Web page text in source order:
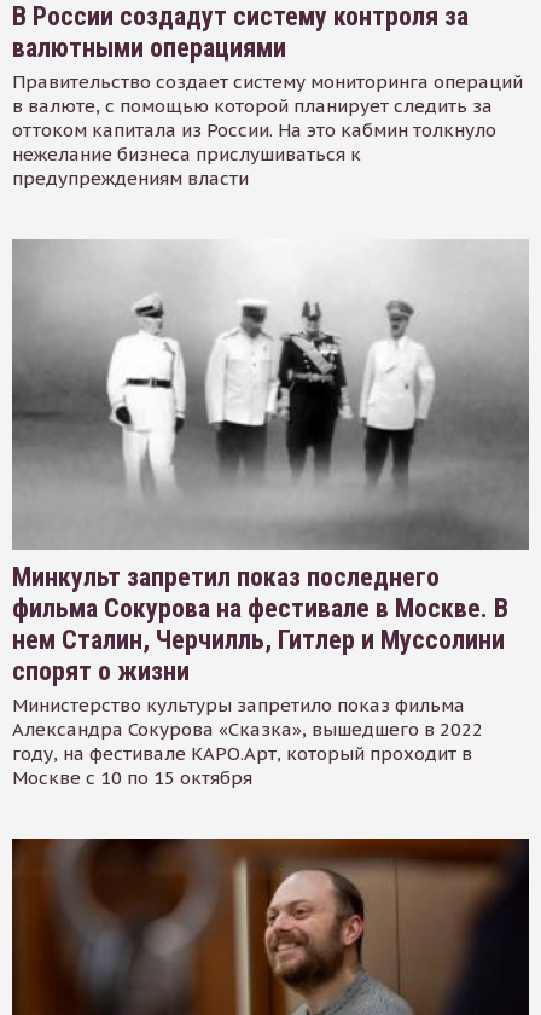
В России создадут систему контроля за
валютными операциями
Правительство создает систему мониторинга операций
в валюте, с помощью которой планирует следить за
оттоком капитала из России. На это кабмин толкнуло
нежелание бизнеса прислушиваться к
предупреждениям власти
Минкульт запретил показ последнего
фильма Сокурова на фестивале в Москве. В
нем Сталин, Черчилль, Гитлер и Муссолини
спорят о жизни
Министерство культуры запретило показ фильма
Александра Сокурова «Сказка», вышедшего в 2022
году, на фестивале КАРО.Арт, который проходит в
Москве с 10 по 15 октября